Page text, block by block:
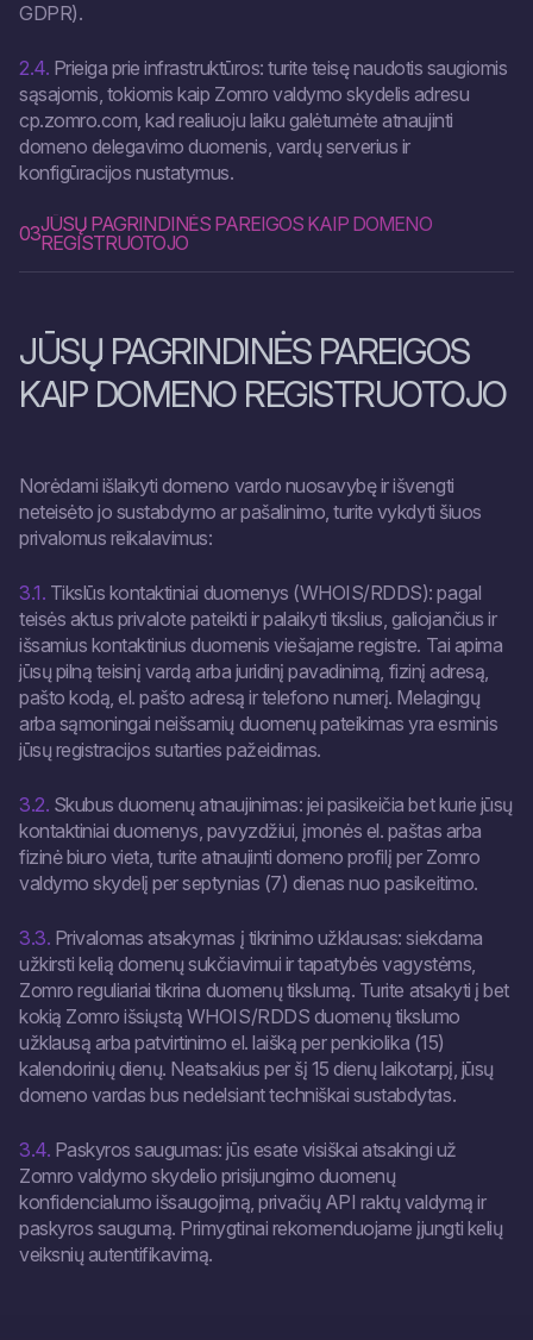
GDPR).
2.4. Prieiga prie infrastruktūros: turite teisę naudotis saugiomis
sąsajomis, tokiomis kaip Zomro valdymo skydelis adresu
cp.zomro.com, kad realiuoju laiku galėtumėte atnaujinti
domeno delegavimo duomenis, vardų serverius ir
konfigūracijos nustatymus.
03JŪSŲ PAGRINDINĖS PAREIGOS KAIP DOMENO
REGISTRUOTOJO
JŪSŲ PAGRINDINĖS PAREIGOS
KAIP DOMENO REGISTRUOTOJO
Norėdami išlaikyti domeno vardo nuosavybę ir išvengti
neteisėto jo sustabdymo ar pašalinimo, turite vykdyti šiuos
privalomus reikalavimus:
3.1. Tikslūs kontaktiniai duomenys (WHOIS/RDDS): pagal
teisės aktus privalote pateikti ir palaikyti tikslius, galiojančius ir
išsamius kontaktinius duomenis viešajame registre. Tai apima
jūsų pilną teisinį vardą arba juridinį pavadinimą, fizinį adresą,
pašto kodą, el. pašto adresą ir telefono numerį. Melagingų
arba sąmoningai neišsamių duomenų pateikimas yra esminis
jūsų registracijos sutarties pažeidimas.
3.2. Skubus duomenų atnaujinimas: jei pasikeičia bet kurie jūsų
kontaktiniai duomenys, pavyzdžiui, įmonės el. paštas arba
fizinė biuro vieta, turite atnaujinti domeno profilį per Zomro
valdymo skydelį per septynias (7) dienas nuo pasikeitimo.
3.3. Privalomas atsakymas į tikrinimo užklausas: siekdama
užkirsti kelią domenų sukčiavimui ir tapatybės vagystėms,
Zomro reguliariai tikrina duomenų tikslumą. Turite atsakyti į bet
kokią Zomro išsiųstą WHOIS/RDDS duomenų tikslumo
užklausą arba patvirtinimo el. laišką per penkiolika (15)
kalendorinių dienų. Neatsakius per šį 15 dienų laikotarpį, jūsų
domeno vardas bus nedelsiant techniškai sustabdytas.
3.4. Paskyros saugumas: jūs esate visiškai atsakingi už
Zomro valdymo skydelio prisijungimo duomenų
konfidencialumo išsaugojimą, privačių API raktų valdymą ir
paskyros saugumą. Primygtinai rekomenduojame įjungti kelių
veiksnių autentifikavimą.